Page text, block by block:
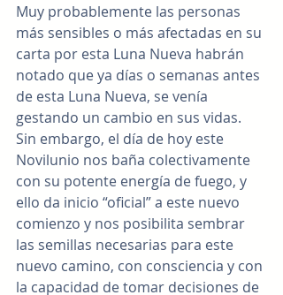
Muy probablemente las personas
más sensibles o más afectadas en su
carta por esta Luna Nueva habrán
notado que ya días o semanas antes
de esta Luna Nueva, se venía
gestando un cambio en sus vidas.
Sin embargo, el día de hoy este
Novilunio nos baña colectivamente
con su potente energía de fuego, y
ello da inicio “oficial” a este nuevo
comienzo y nos posibilita sembrar
las semillas necesarias para este
nuevo camino, con consciencia y con
la capacidad de tomar decisiones de